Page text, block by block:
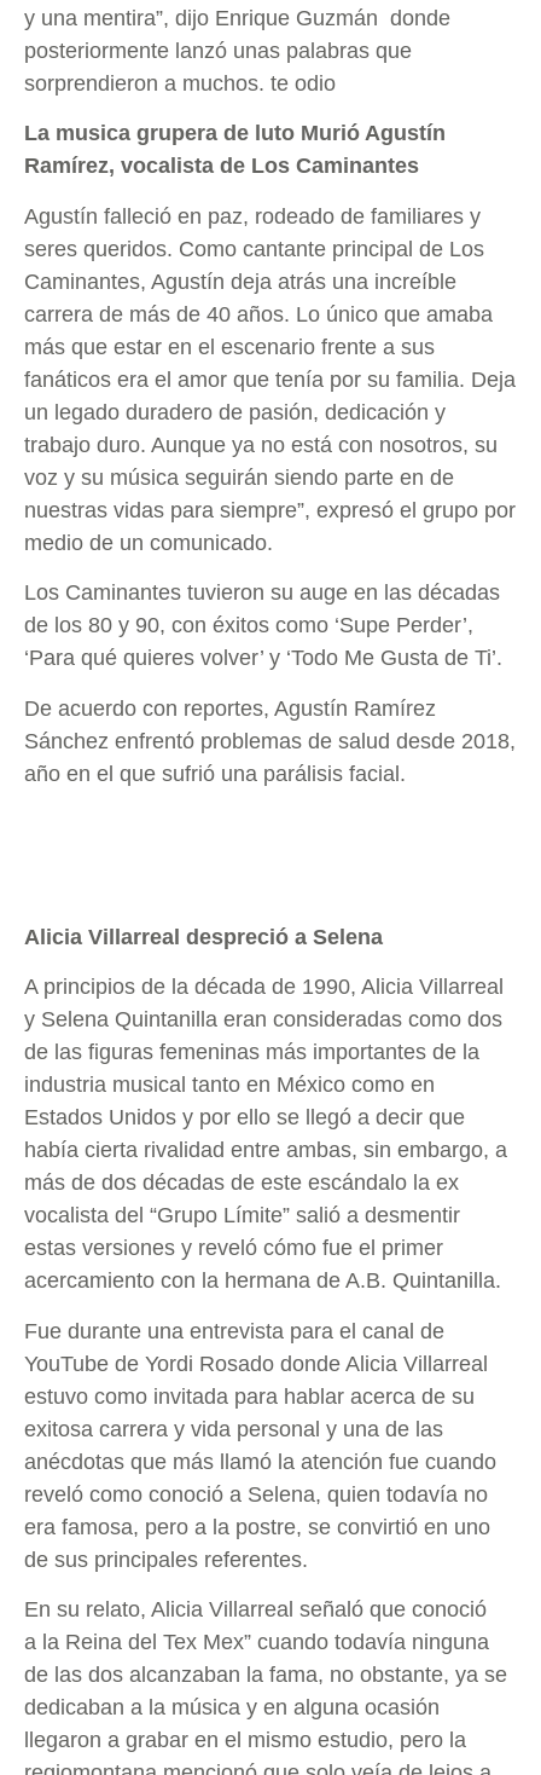
y una mentira”, dijo Enrique Guzmán donde
posteriormente lanzó unas palabras que
sorprendieron a muchos. te odio
La musica grupera de luto Murió Agustín
Ramírez, vocalista de Los Caminantes
Agustín falleció en paz, rodeado de familiares y
seres queridos. Como cantante principal de Los
Caminantes, Agustín deja atrás una increíble
carrera de más de 40 años. Lo único que amaba
más que estar en el escenario frente a sus
fanáticos era el amor que tenía por su familia. Deja
un legado duradero de pasión, dedicación y
trabajo duro. Aunque ya no está con nosotros, su
voz y su música seguirán siendo parte en de
nuestras vidas para siempre”, expresó el grupo por
medio de un comunicado.
Los Caminantes tuvieron su auge en las décadas
de los 80 y 90, con éxitos como ‘Supe Perder’,
‘Para qué quieres volver’ y ‘Todo Me Gusta de Ti’.
De acuerdo con reportes, Agustín Ramírez
Sánchez enfrentó problemas de salud desde 2018,
año en el que sufrió una parálisis facial.
Alicia Villarreal despreció a Selena
A principios de la década de 1990, Alicia Villarreal
y Selena Quintanilla eran consideradas como dos
de las figuras femeninas más importantes de la
industria musical tanto en México como en
Estados Unidos y por ello se llegó a decir que
había cierta rivalidad entre ambas, sin embargo, a
más de dos décadas de este escándalo la ex
vocalista del “Grupo Límite” salió a desmentir
estas versiones y reveló cómo fue el primer
acercamiento con la hermana de A.B. Quintanilla.
Fue durante una entrevista para el canal de
YouTube de Yordi Rosado donde Alicia Villarreal
estuvo como invitada para hablar acerca de su
exitosa carrera y vida personal y una de las
anécdotas que más llamó la atención fue cuando
reveló como conoció a Selena, quien todavía no
era famosa, pero a la postre, se convirtió en uno
de sus principales referentes.
En su relato, Alicia Villarreal señaló que conoció
a la Reina del Tex Mex” cuando todavía ninguna
de las dos alcanzaban la fama, no obstante, ya se
dedicaban a la música y en alguna ocasión
llegaron a grabar en el mismo estudio, pero la